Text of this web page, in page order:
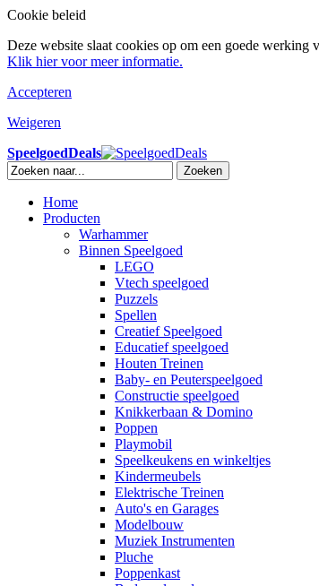
Cookie beleid
Deze website slaat cookies op om een goede werking
Klik hier voor meer informatie.
Accepteren
Weigeren
SpeelgoedDeals
Zoeken
Home
Producten
Warhammer
Binnen Speelgoed
LEGO
Vtech speelgoed
Puzzels
Spellen
Creatief Speelgoed
Educatief speelgoed
Houten Treinen
Baby- en Peuterspeelgoed
Constructie speelgoed
Knikkerbaan & Domino
Poppen
Playmobil
Speelkeukens en winkeltjes
Kindermeubels
Elektrische Treinen
Auto's en Garages
Modelbouw
Muziek Instrumenten
Pluche
Poppenkast